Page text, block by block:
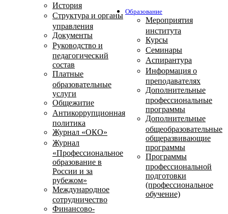
История
Структура и органы
управления
Документы
Руководство и
педагогический
состав
Платные
образовательные
услуги
Общежитие
Антикоррупционная
политика
Журнал «ОКО»
Журнал
«Профессиональное
образование в
России и за
рубежом»
Международное
сотрудничество
Финансово-
Образование
Мероприятия
института
Курсы
Семинары
Аспирантура
Информация о
преподавателях
Дополнительные
профессиональные
программы
Дополнительные
общеобразовательные
общеразвивающие
программы
Программы
профессиональной
подготовки
(профессиональное
обучение)